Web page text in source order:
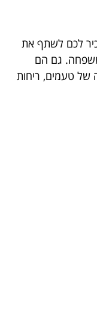
לכם לשתף את
גם הם
של טעמים, ריחות